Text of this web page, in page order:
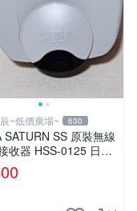
~低價廣場~ 630
SATURN SS 原裝無線
收器 HSS-0125 日本